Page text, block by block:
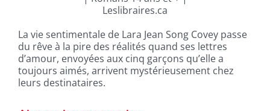
La vie sentimentale de Lara Jean Song Covey passe
du rêve à la pire des réalités quand ses lettres
d’amour, envoyées aux cinq garçons qu’elle a
toujours aimés, arrivent mystérieusement chez
leurs destinataires.